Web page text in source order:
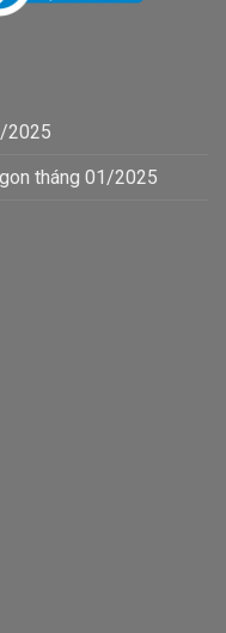
2025
tháng 01/2025